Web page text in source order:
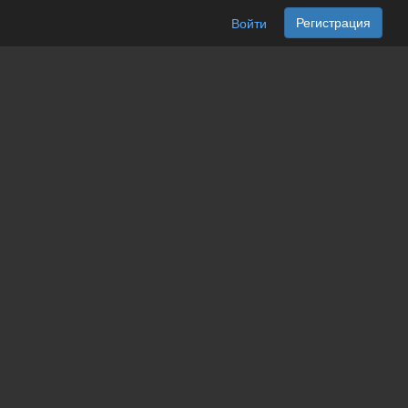
Войти Регистрация